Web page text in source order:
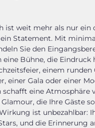
ist weit mehr als nur ein
Statement. Mit
Sie den
eine Bühne, die Eindruck
einem runden
einer Gala oder einer
schafft eine Atmosphäre
die Ihre Gäste
ist unbezahlbar:
und die Erinnerung